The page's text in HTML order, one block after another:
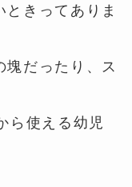
ときってありま
だったり、ス
ら使える幼児